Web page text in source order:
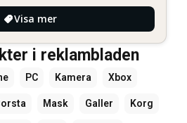
Visa mer
i reklambladen
PC Kamera Xbox
Mask Galler Korg